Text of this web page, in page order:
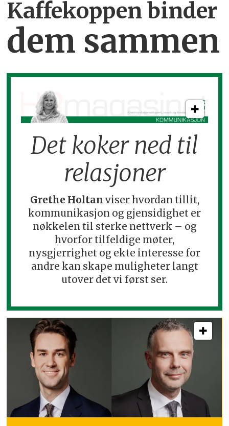
Kaffekoppen binder
dem sammen
Det koker ned til
relasjoner
Grethe Holtan viser hvordan tillit,
kommunikasjon og gjensidighet er
nøkkelen til sterke nettverk – og
hvorfor tilfeldige møter,
nysgjerrighet og ekte interesse for
andre kan skape muligheter langt
utover det vi først ser.